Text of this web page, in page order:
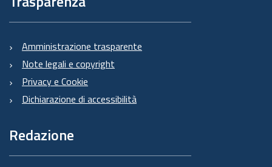
Amministrazione trasparente
Note legali e copyright
Privacy e Cookie
Dichiarazione di accessibilità
Redazione